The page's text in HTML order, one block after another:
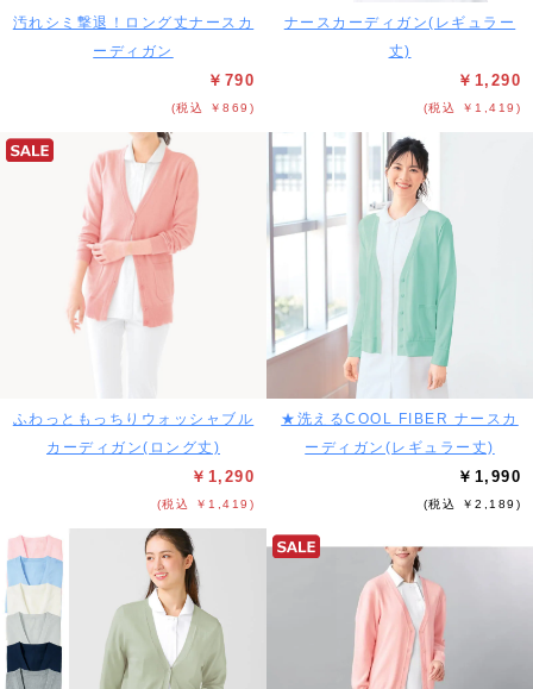
汚れシミ撃退！ロング丈ナースカ
ーディガン
￥790
(税込 ￥869)
ナースカーディガン(レギュラー
丈)
￥1,290
(税込 ￥1,419)
ふわっともっちりウォッシャブル
カーディガン(ロング丈)
￥1,290
(税込 ￥1,419)
★洗えるCOOL FIBER ナースカ
ーディガン(レギュラー丈)
￥1,990
(税込 ￥2,189)